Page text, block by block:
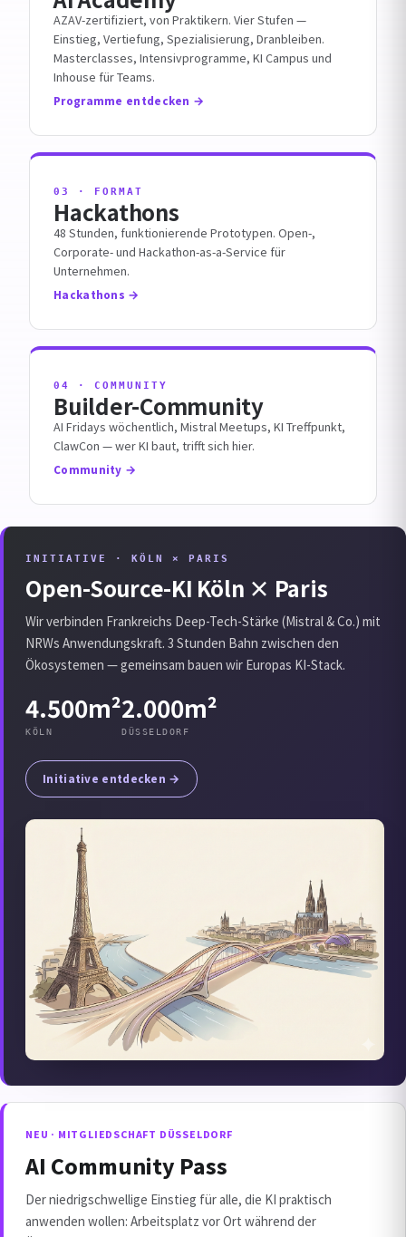
AZAV-zertifiziert, von Praktikern. Vier Stufen —
Einstieg, Vertiefung, Spezialisierung, Dranbleiben.
Masterclasses, Intensivprogramme, KI Campus und
Inhouse für Teams.
Programme entdecken
03 · FORMAT
Hackathons
48 Stunden, funktionierende Prototypen. Open-,
Corporate- und Hackathon-as-a-Service für
Unternehmen.
Hackathons
04 · COMMUNITY
Builder-Community
AI Fridays wöchentlich, Mistral Meetups, KI Treffpunkt,
ClawCon — wer KI baut, trifft sich hier.
Community
INITIATIVE · KÖLN × PARIS
Open-Source-KI Köln × Paris
Wir verbinden Frankreichs Deep-Tech-Stärke (Mistral & Co.) mit
NRWs Anwendungskraft. 3 Stunden Bahn zwischen den
Ökosystemen — gemeinsam bauen wir Europas KI-Stack.
4.500m²
KÖLN
2.000m²
DÜSSELDORF
Initiative entdecken →
NEU · MITGLIEDSCHAFT DÜSSELDORF
AI Community Pass
Der niedrigschwellige Einstieg für alle, die KI praktisch
anwenden wollen: Arbeitsplatz vor Ort während der